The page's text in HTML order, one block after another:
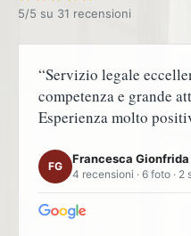
5/5 su
“Servizio legale
competenza e grande
Esperienza molto
FG
Francesca Gionfrida
4 recensioni · 6 foto · 2